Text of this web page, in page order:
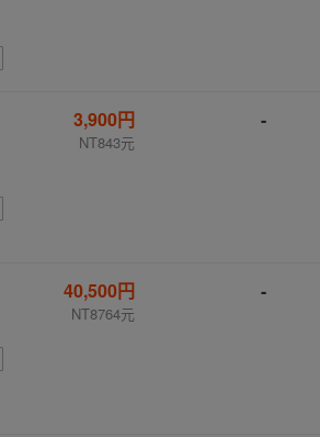
3,900円
NT843元
-
40,500円
NT8764元
-